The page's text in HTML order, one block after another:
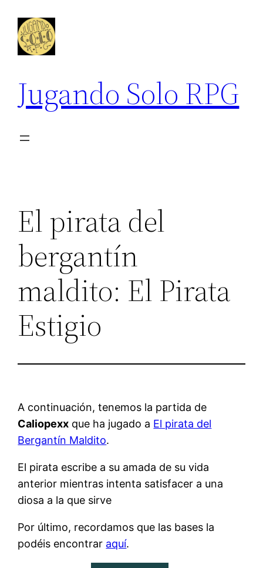
contenido
Jugando Solo RPG
El pirata del
bergantín
maldito: El Pirata
Estigio
A continuación, tenemos la partida de
Caliopexx que ha jugado a El pirata del
Bergantín Maldito.
El pirata escribe a su amada de su vida
anterior mientras intenta satisfacer a una
diosa a la que sirve
Por último, recordamos que las bases la
podéis encontrar aquí.